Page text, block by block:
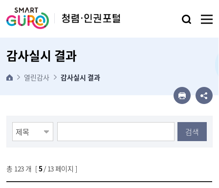
감사실시 결과
열린감사 감사실시 결과
검색
총 123개 [5/ 13 페이지 ]